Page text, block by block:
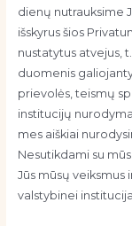
dienų nutrauksime
išskyrus šios
nustatytus atvejus,
duomenis
prievolės, teismų
institucijų
mes aiškiai
Nesutikdami su
Jūs mūsų
valstybinei